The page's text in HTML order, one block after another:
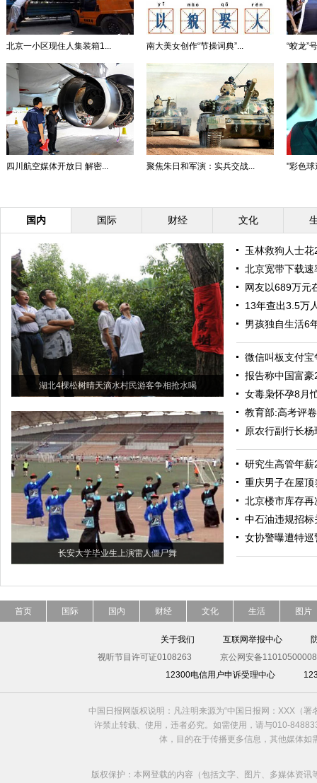
北京一小区现住人集装箱1... 南大美女创作“节操词典”... “蛟龙”
四川航空媒体开放日 解密... 聚焦朱日和军演：实兵交战... "彩色球
国内 国际 财经 文化
湖北4棵松树晴天滴水村民游客争相抢水喝
长安大学毕业生上演雷人僵尸舞
玉林救狗人士
北京宽带下载
网友以689万元
13年查出3.5万
男孩独自生活6
微信叫板支付
报告称中国富
女毒枭怀孕8月
教育部:高考评
原农行副行长
研究生高管年
重庆男子在屋
北京楼市库存
中石油违规招
女协警曝遭特
首页 国际 国内 财经 文化 生活 图片
关于我们 互联网举报中心
视听节目许可证0108263
京公网安备
12300电信用户申诉受理中心
中国日报网版权说明：凡注明来源为“中国日报网：XXX（
许禁止转载、使用，违者必究。如需使用，请与010-
体，目的在于传播更多信息，其他媒体
版权保护：本网登载的内容（包括文字、图片、多媒体资